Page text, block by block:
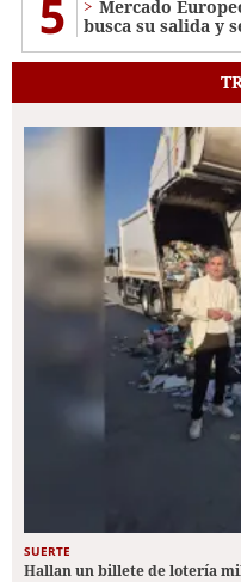
5
Mercado
busca su salida y
SUERTE
Hallan un billete de lotería